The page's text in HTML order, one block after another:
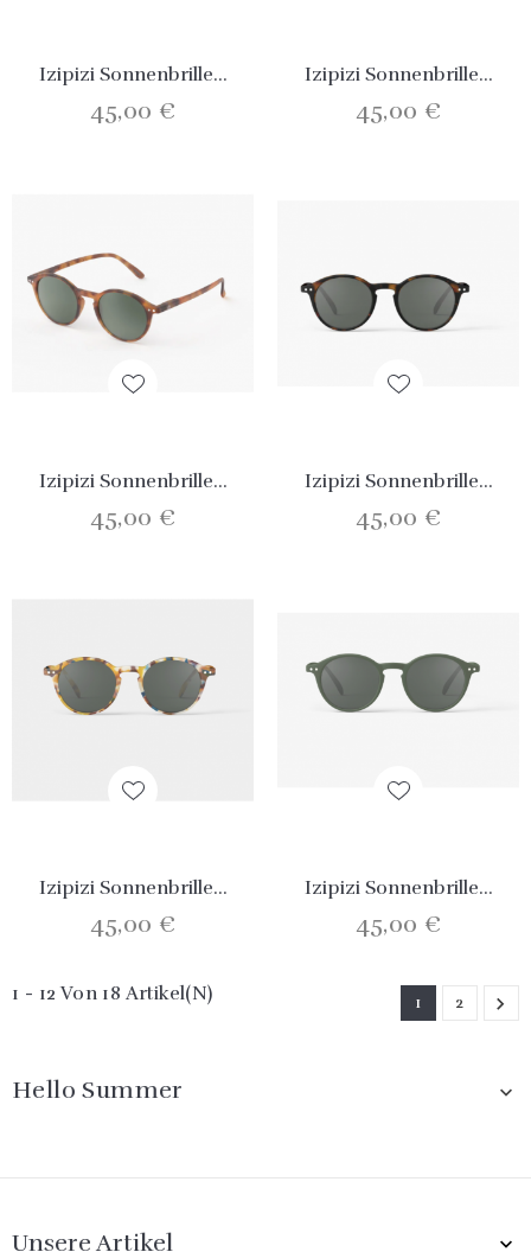
Izipizi Sonnenbrille...
45,00 €
Izipizi Sonnenbrille...
45,00 €
Izipizi Sonnenbrille...
45,00 €
Izipizi Sonnenbrille...
45,00 €
Izipizi Sonnenbrille...
45,00 €
Izipizi Sonnenbrille...
45,00 €
1 - 12 Von 18 Artikel(n) 1 2 
Hello Summer 
Unsere Artikel 